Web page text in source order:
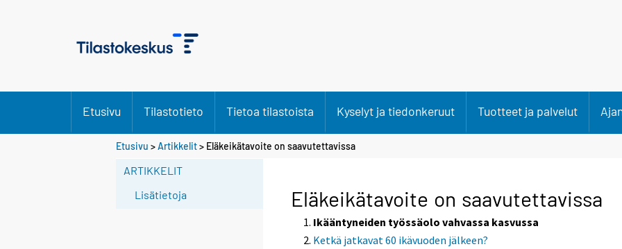
Etusivu Tilastotieto Tietoa tilastoista Kyselyt ja tiedonkeruut Tuotteet ja palvelut
Etusivu >Artikkelit> Eläkeikätavoite on saavutettavissa
ARTIKKELIT
Lisätietoja
Eläkeikätavoite on saavutettavissa
Ikääntyneiden työssäolo vahvassa kasvussa
Ketkä jatkavat 60 ikävuoden jälkeen?